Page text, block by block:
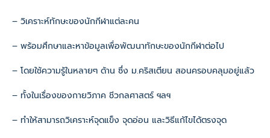
– วิเคราะห์ทักษะของนักกีฬาแต่ละคน
– พร้อมศึกษาและหาข้อมูลเพื่อพัฒนาทักษะของนักกีฬาต่อไป
– โดยใช้ความรู้ในหลายๆ ด้าน ซึ่ง ม.คริสเตียน สอนครอบคลุมอยู่แล้ว
– ทั้งในเรื่องของกายวิภาค ชีวกลศาสตร์ ฯลฯ
– ทำให้สามารถวิเคราะห์จุดแข็ง จุดอ่อน และวิธีแก้ไขได้ตรงจุด